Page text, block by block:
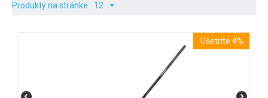
Produkty na stránke 12
Ušetríte 4%